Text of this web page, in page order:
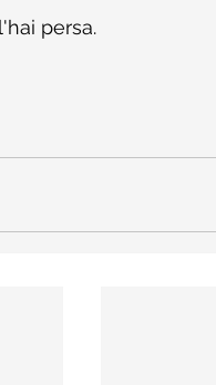
persa.